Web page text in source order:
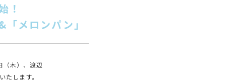
！
メロンパン」
木）、渡辺
たします。